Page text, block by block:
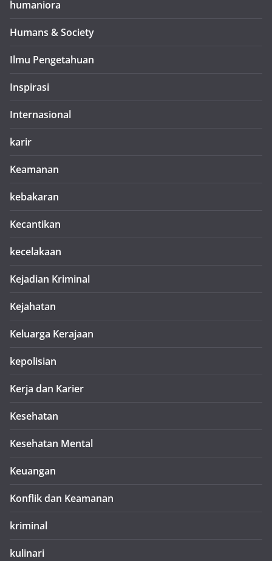
humaniora
Humans & Society
Ilmu Pengetahuan
Inspirasi
Internasional
karir
Keamanan
kebakaran
Kecantikan
kecelakaan
Kejadian Kriminal
Kejahatan
Keluarga Kerajaan
kepolisian
Kerja dan Karier
Kesehatan
Kesehatan Mental
Keuangan
Konflik dan Keamanan
kriminal
kulinari